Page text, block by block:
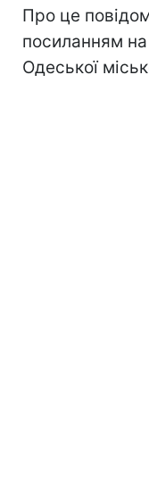
Про це
посиланням на
Одеської